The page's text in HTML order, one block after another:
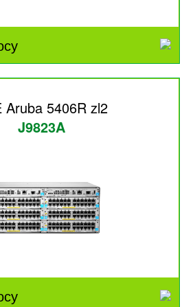
Aruba 5406R zl2
J9823A